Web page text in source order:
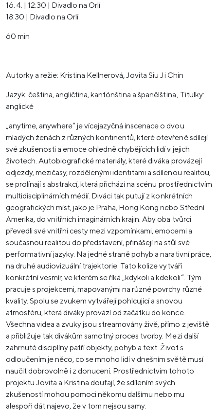
16. 4. | 12:30 | Divadlo na Orlí
18:30 | Divadlo na Orlí
60 min
Autorky a režie: Kristina Kellnerová, Jovita Siu Ji Chin
Jazyk: čeština, angličtina, kantónština a španělština , Titulky:
anglické
„anytime, anywhere“ je vícejazyčná inscenace o dvou
mladých ženách z různých kontinentů, které otevřeně sdílejí
své zkušenosti a emoce ohledně chybějících lidí v jejich
životech. Autobiografické materiály, které diváka provázejí
odjezdy, mezičasy, rozdělenými identitami a sdílenou realitou,
se prolínají s abstrakcí, která přichází na scénu prostřednictvím
multidisciplinárních médií. Diváci tak putují z konkrétních
geografických míst, jako je Praha, Hong Kong nebo Střední
Amerika, do vnitřních imaginárních krajin. Aby oba tvůrci
převedli své vnitřní cesty mezi vzpomínkami, emocemi a
současnou realitou do představení, přinášejí na stůl své
performativní jazyky. Na jedné straně pohyb a narativní práce,
na druhé audiovizuální trajektorie. Tato kolize vytváří
konkrétní vesmír, ve kterém se říká „kdykoli a kdekoli“. Tým
pracuje s projekcemi, mapovanými na různé povrchy různé
kvality. Spolu se zvukem vytvářejí pohlcující a snovou
atmosféru, která diváky provází od začátku do konce.
Všechna videa a zvuky jsou streamovány živě, přímo z jeviště
a přibližuje tak divákům samotný proces tvorby. Mezi další
zahrnuté disciplíny patří objekty, pohyb a text. Život s
odloučením je něco, co se mnoho lidí v dnešním světě musí
naučit dobrovolně i z donucení. Prostřednictvím tohoto
projektu Jovita a Kristina doufají, že sdílením svých
zkušeností mohou pomoci někomu dalšímu nebo mu
alespoň dát najevo, že v tom nejsou samy.